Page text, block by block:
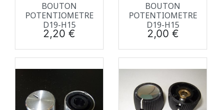
BOUTON
POTENTIOMETRE
D19-H15
Prix
2,20 €
BOUTON
POTENTIOMETRE
D19-H15
Prix
2,00 €